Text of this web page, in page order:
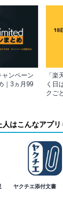
ャンペーン
｜3ヵ月99
「楽
く日
クご
人はこんなアプ
ヤクチエ添付文書